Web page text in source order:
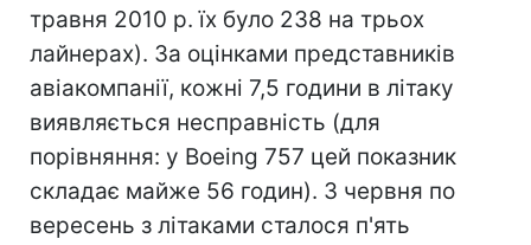
травня 2010 р. їх було 238 на трьох
лайнерах). За оцінками представників
авіакомпанії, кожні 7,5 години в літаку
виявляється несправність (для
порівняння: у Boeing 757 цей показник
складає майже 56 годин). З червня по
вересень з літаками сталося п'ять